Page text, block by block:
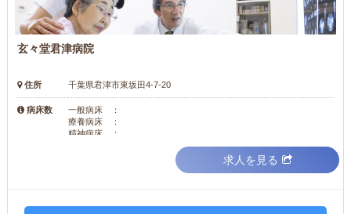
玄々堂君津病院
住所 千葉県君津市東坂田4-7-20
病床数
一般病床 ：
療養病床 ：
精神病床 ：
求人を見る